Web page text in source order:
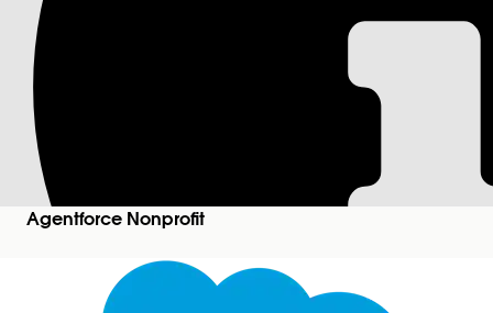
Agentforce Nonprofit
Lightning App für
Mit der Lightning-Anwendung für
Verfügbar in: Lightning Experience
Verfügbarkeit:
Enterprise Unlimited